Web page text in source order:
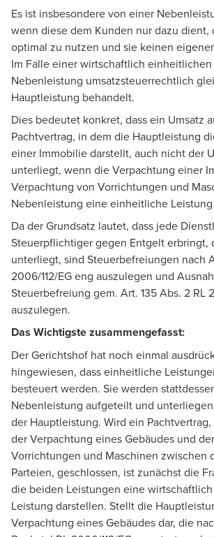
Es ist insbesondere von einer
wenn diese dem Kunden nur dazu dient,
optimal zu nutzen und sie keinen
Im Falle einer wirtschaftlich
Nebenleistung umsatzsteuerrechtlich
Hauptleistung behandelt.
Dies bedeutet konkret, dass ein Umsatz
Pachtvertrag, in dem die Hauptleistung
einer Immobilie darstellt, auch nicht der
unterliegt, wenn die Verpachtung einer
Verpachtung von Vorrichtungen und
Nebenleistung eine einheitliche
Da der Grundsatz lautet, dass jede
Steuerpflichtiger gegen Entgelt erbringt,
unterliegt, sind Steuerbefreiungen nach
2006/112/EG eng auszulegen und
Steuerbefreiung gem. Art. 135 Abs. 2 RL
auszulegen.
Das Wichtigste zusammengefasst:
Der Gerichtshof hat noch einmal
hingewiesen, dass einheitliche
besteuert werden. Sie werden
Nebenleistung aufgeteilt und
der Hauptleistung. Wird ein
der Verpachtung eines Gebäudes und
Vorrichtungen und Maschinen zwischen
Parteien, geschlossen, ist zunächst die
die beiden Leistungen eine
Leistung darstellen. Stellt die
Verpachtung eines Gebäudes dar, die